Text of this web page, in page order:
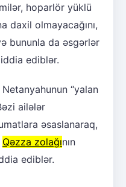
hoparlör yüklü
daxil olmayacağını,
bununla da əsgərlər
ediblər.
“yalan
ailələr
əsaslanaraq,
Qəzza zolağının
ediblər.